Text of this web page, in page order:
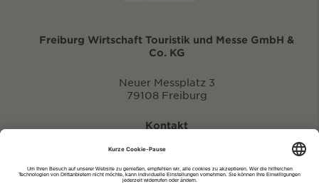
Freiburg Wirtschaft Touristik und Messe GmbH &
Co. KG
Neuer Messplatz 3
79108 Freiburg
Kontakt
eventportal@fwtm.de